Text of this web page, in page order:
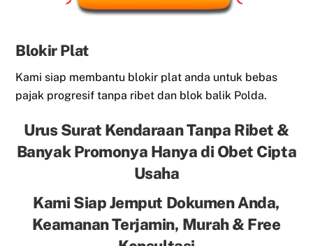
Blokir Plat
Kami siap membantu blokir plat anda untuk bebas
pajak progresif tanpa ribet dan blok balik Polda.
Urus Surat Kendaraan Tanpa Ribet &
Banyak Promonya Hanya di Obet Cipta
Usaha
Kami Siap Jemput Dokumen Anda,
Keamanan Terjamin, Murah & Free